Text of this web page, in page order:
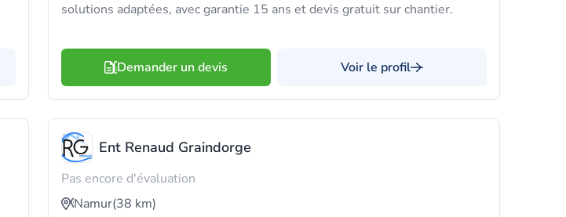
solutions adaptées, avec garantie 15 ans et devis gratuit sur chantier.
Demander un devis Voir le profil
Ent Renaud Graindorge
Pas encore d'évaluation
Namur(38 km)